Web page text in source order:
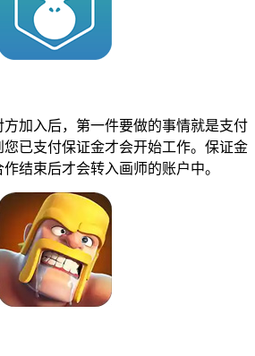
入后，第一件要做的事情就是支付
已支付保证金才会开始工作。保证金
结束后才会转入画师的账户中。